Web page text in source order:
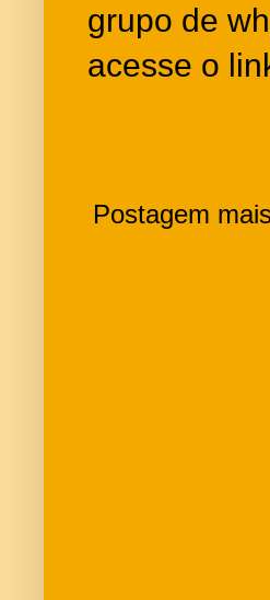
grupo de
acesse o
Postagem